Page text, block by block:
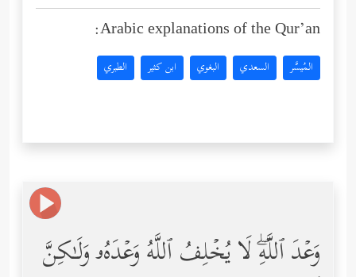
Arabic explanations of the Qur’an:
المُيسَّر السعدي البغوي ابن كثير الطبري
وَعۡدَ ٱللَّهِۖ لَا یُخۡلِفُ ٱللَّهُ وَعۡدَهُۥ وَلَـٰكِنَّ